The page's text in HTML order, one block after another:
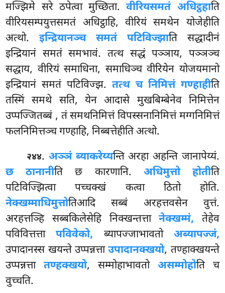
मज्झिमे सरे ठपेत्वा मुच्छिता.वीरियसमतं अधिट्ठहाति
वीरियसम्पयुत्तसमतं अधिट्ठाहि, वीरियं समथेन योजेहीति
अत्थो.इन्द्रियानञ्च समतं पटिविज्झाति सद्धादीनं
इन्द्रियानं समतं समभावं. तत्थ सद्धं पञ्ञाय, पञ्ञञ्च
सद्धाय, वीरियं समाधिना, समाधिञ्च वीरियेन योजयमानो
इन्द्रियानं समतं पटिविज्झ. तत्थ च निमित्तं गण्हाहीति
तस्मिं समथे सति, येन आदासे मुखबिम्बेनेव निमित्तेन
उप्पज्जितब्बं , तं समथनिमित्तं विपस्सनानिमित्तं मग्गनिमित्तं
फलनिमित्तञ्च गण्हाहि, निब्बत्तेहीति अत्थो.
२४४. अञ्ञं ब्याकरेय्यन्ति अरहा अहन्ति जानापेय्यं.
छ ठानानीति छ कारणानि. अधिमुत्तो होतीति
पटिविज्झित्वा पच्चक्खं कत्वा ठितो होति.
नेक्खम्माधिमुत्तोतिआदि सब्बं अरहत्तवसेन वुत्तं.
अरहत्तञ्हि सब्बकिलेसेहि निक्खन्तत्तानेक्खम्मं, तेहेव
पविवित्तत्तापविवेको, ब्यापज्जाभावतो अब्यापज्जं,
उपादानस्स खयन्ते उप्पन्नत्ताउपादानक्खयो, तण्हाक्खयन्ते
उप्पन्नत्तातण्हक्खयो, सम्मोहाभावतो असम्मोहोति च
वुच्चति.